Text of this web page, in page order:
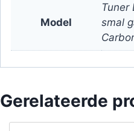
Model
Tuner
smal
Gerelateerde